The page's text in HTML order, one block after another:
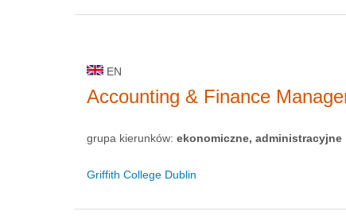
EN
Accounting & Finance
grupa kierunków: ekonomiczne, administracyjne
Griffith College Dublin